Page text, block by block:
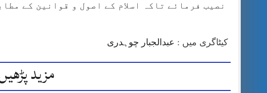
نصیب فرمائے تاکہ اسلام کے اصول و قوانین کے
کیٹاگری میں : عبدالجبار چوہدری
مزید